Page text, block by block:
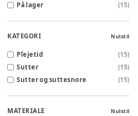
På lager (15)
KATEGORI Nulstil
Plejetid (15)
Sutter
(15)
Sutter og suttesnore
(15)
MATERIALE Nulstil